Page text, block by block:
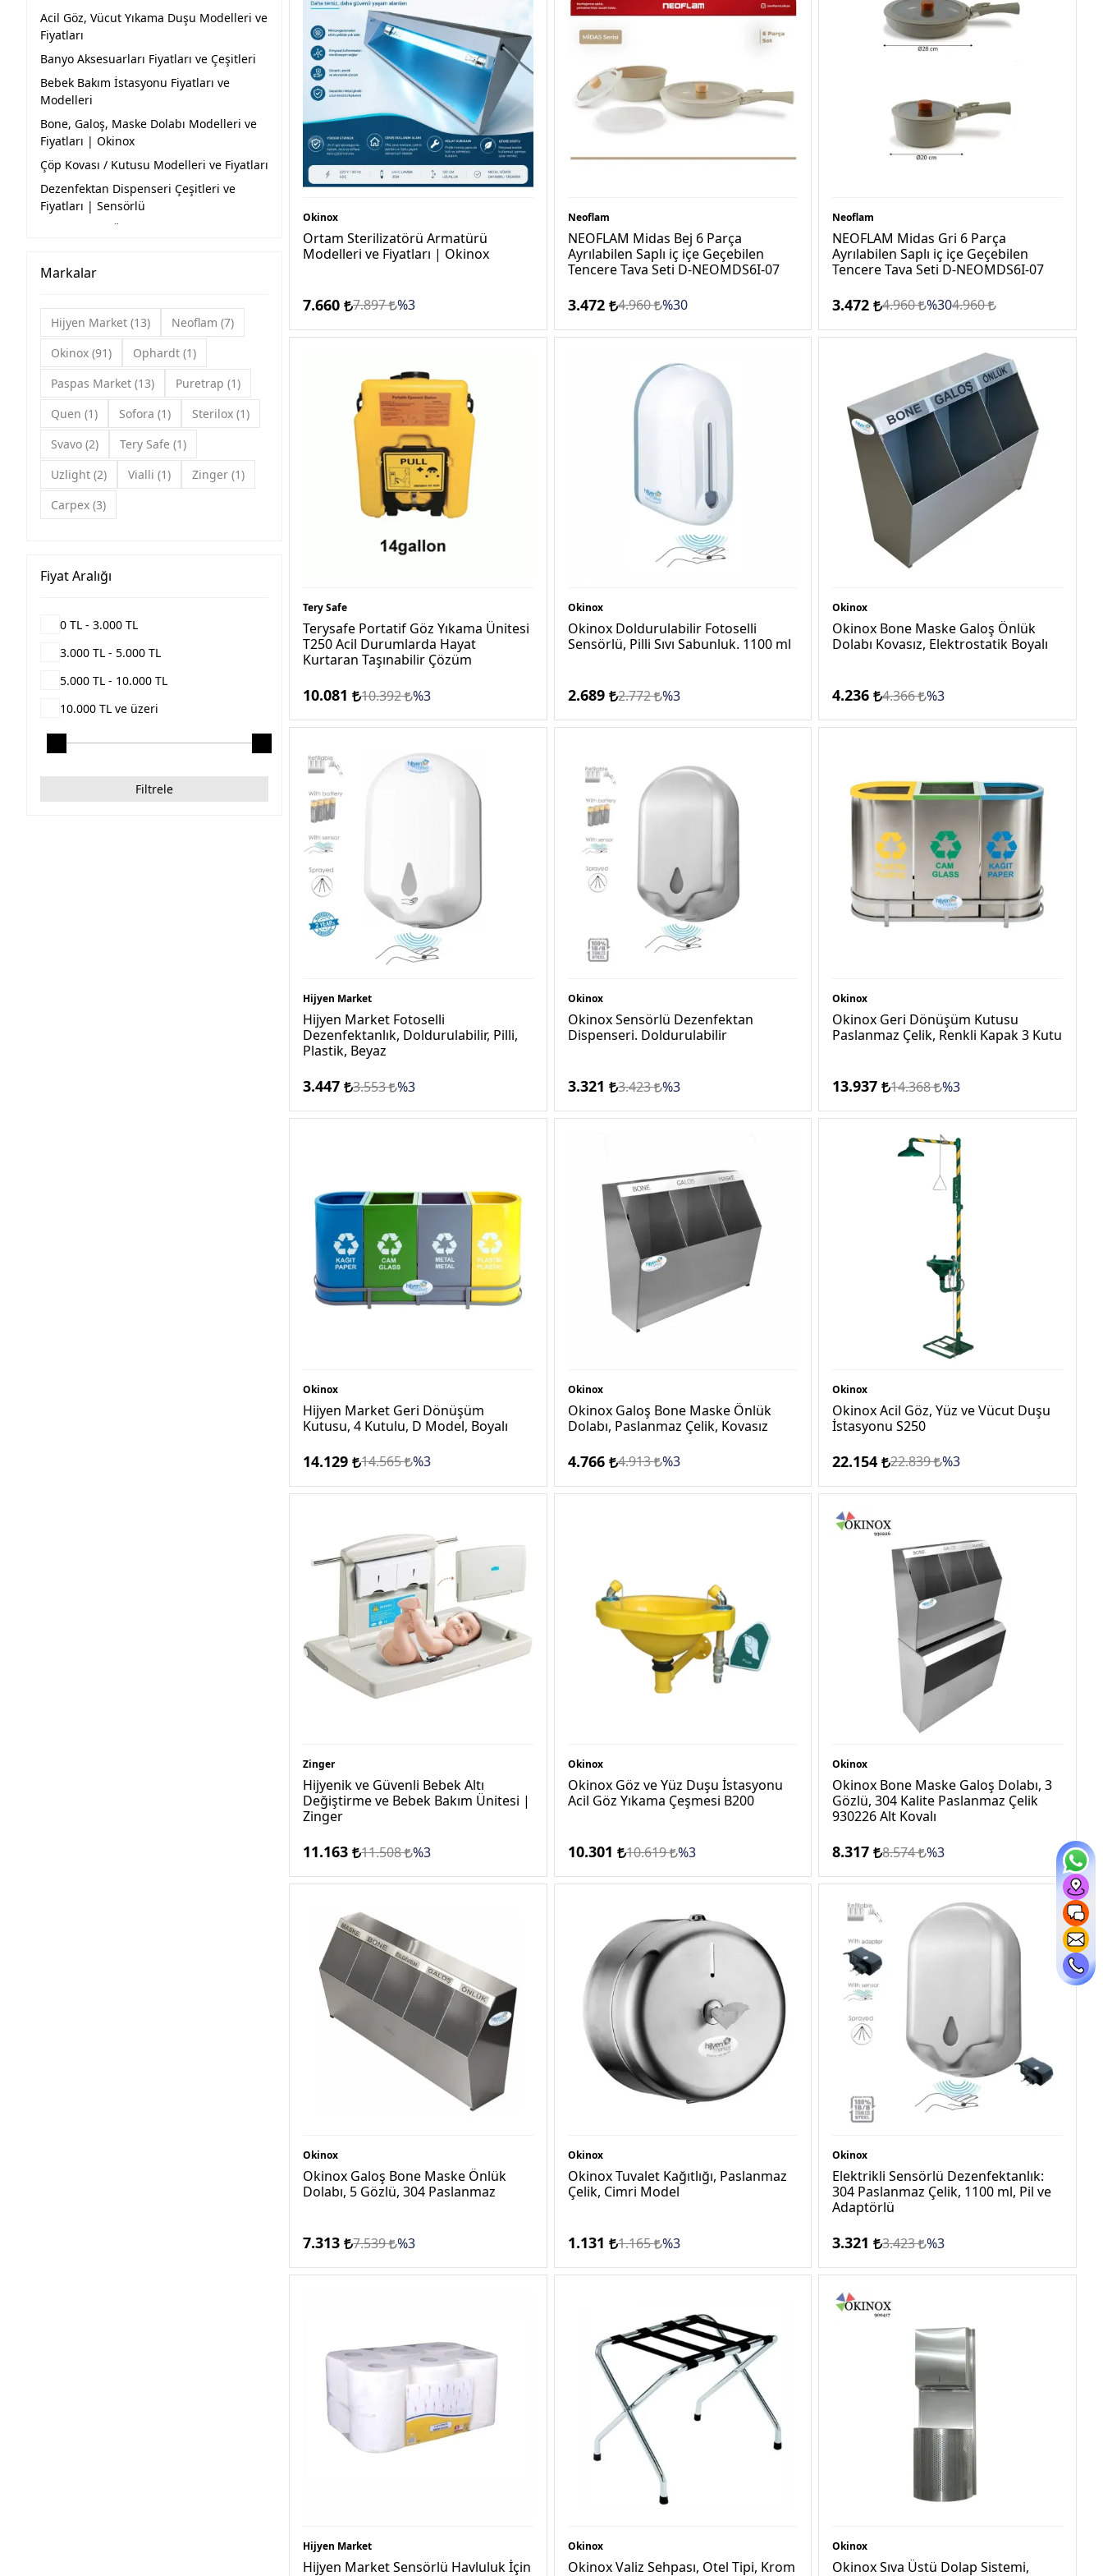
Acil Göz, Vücut Yıkama Duşu Modelleri ve
Fiyatları
Banyo Aksesuarları Fiyatları ve Çeşitleri
Bebek Bakım İstasyonu Fiyatları ve
Modelleri
Bone, Galoş, Maske Dolabı Modelleri ve
Fiyatları | Okinox
Çöp Kovası / Kutusu Modelleri ve Fiyatları
Dezenfektan Dispenseri Çeşitleri ve
Fiyatları | Sensörlü
Dezenfektan Ürün Çeşitleri ve Fiyatları
Fiyatları
Galoş Makinesi, Galoşmatik Modelleri ve
Fiyatları
Gıda Hijyeni Ürün Çeşitleri ve Fiyatları
Hijyenik Klozet Kapağı Modelleri ve
Fiyatları
İthal Ürünlerimiz
Kağıt Havluluk Modelleri ve Fiyatları
Koku Makinesi | Profesyonel Çeşitleri ve
Fiyatları
Neoflam Tencere & Tava Modelleri ve
Paspas Modelleri ve Fiyatları
Sinek Öldürücü Cihaz Modelleri ve
Temizlik Ürünleri Çeşitleri ve Fiyatları
Tuvalet Fırçası Modelleri ve Fiyatları
Tuvalet Kağıtlık
Markalar
Hijyen Market 13 Neoflam 7
Okinox 91 Ophardt 1
Paspas Market 13 Puretrap 1
Quen 1 Sofora 1 Sterilox 1
Svavo 2 Tery Safe 1
Uzlight 2 Vialli 1 Zinger 1
Carpex 3
Fiyat Aralığı
0 TL - 3.000 TL
3.000 TL - 5.000 TL
5.000 TL - 10.000 TL
10.000 TL ve üzeri
Filtrele
Okinox
Ortam Sterilizatörü Armatürü
Modelleri ve Fiyatları | Okinox
7.660 7.897 %3
Neoflam
NEOFLAM Midas Bej 6 Parça
Ayrılabilen Saplı iç içe Geçebilen
Tencere Tava Seti D-NEOMDS6I-07
3.472 4.960 %30
Neoflam
NEOFLAM Midas Gri 6 Parça
Ayrılabilen Saplı iç içe Geçebilen
Tencere Tava Seti D-NEOMDS6I-07
3.472 4.960 %304.960
Tery Safe
Terysafe Portatif Göz Yıkama Ünitesi
T250 Acil Durumlarda Hayat
Kurtaran Taşınabilir Çözüm
10.081 10.392 %3
Okinox
Okinox Doldurulabilir Fotoselli
Sensörlü, Pilli Sıvı Sabunluk. 1100 ml
2.689 2.772 %3
Okinox
Okinox Bone Maske Galoş Önlük
Dolabı Kovasız, Elektrostatik Boyalı
4.236 4.366 %3
Hijyen Market
Hijyen Market Fotoselli
Dezenfektanlık, Doldurulabilir, Pilli,
Plastik, Beyaz
3.447 3.553 %3
Okinox
Okinox Sensörlü Dezenfektan
Dispenseri. Doldurulabilir
3.321 3.423 %3
Okinox
Okinox Geri Dönüşüm Kutusu
Paslanmaz Çelik, Renkli Kapak 3 Kutu
13.937 14.368 %3
Okinox
Hijyen Market Geri Dönüşüm
Kutusu, 4 Kutulu, D Model, Boyalı
14.129 14.565 %3
Okinox
Okinox Galoş Bone Maske Önlük
Dolabı, Paslanmaz Çelik, Kovasız
4.766 4.913 %3
Okinox
Okinox Acil Göz, Yüz ve Vücut Duşu
İstasyonu S250
22.154 22.839 %3
Zinger
Hijyenik ve Güvenli Bebek Altı
Değiştirme ve Bebek Bakım Ünitesi |
Zinger
11.163 11.508 %3
Okinox
Okinox Göz ve Yüz Duşu İstasyonu
Acil Göz Yıkama Çeşmesi B200
10.301 10.619 %3
Okinox
Okinox Bone Maske Galoş Dolabı, 3
Gözlü, 304 Kalite Paslanmaz Çelik
930226 Alt Kovalı
8.317 8.574 %3
Okinox
Okinox Galoş Bone Maske Önlük
Dolabı, 5 Gözlü, 304 Paslanmaz
7.313 7.539 %3
Okinox
Okinox Tuvalet Kağıtlığı, Paslanmaz
Çelik, Cimri Model
1.131 1.165 %3
Okinox
Elektrikli Sensörlü Dezenfektanlık:
304 Paslanmaz Çelik, 1100 ml, Pil ve
Adaptörlü
3.321 3.423 %3
Hijyen Market
Hijyen Market Sensörlü Havluluk İçin
Okinox
Okinox Valiz Sehpası, Otel Tipi, Krom
Okinox
Okinox Sıva Üstü Dolap Sistemi,